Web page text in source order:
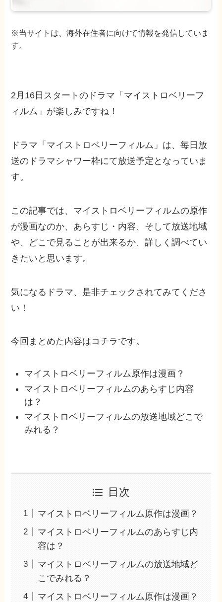
※当サイトは、海外在住者に向けて情報を発信していま
す。
2月16日スタートのドラマ「マイストロベリーフ
ィルム」が楽しみですね！
ドラマ「マイストロベリーフィルム」は、毎日放
送のドラマシャワー枠にて放送予定となっていま
す。
この記事では、マイストロベリーフィルムの原作
が漫画なのか、あらすじ・内容、そして放送地域
や、どこで見ることが出来るか、詳しく調べてい
きたいと思います。
気になるドラマ、是非チェックされてみてくださ
い！
今回まとめた内容はコチラです。
マイストロベリーフィルム原作は漫画？
マイストロベリーフィルムのあらすじ内容
は？
マイストロベリーフィルムの放送地域どこで
みれる？
目次
マイストロベリーフィルム原作は漫画？
マイストロベリーフィルムのあらすじ内
容は？
マイストロベリーフィルムの放送地域ど
こでみれる？
マイストロベリーフィルム原作は漫画？